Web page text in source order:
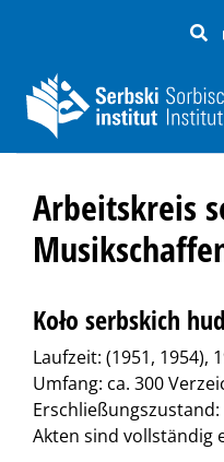
Arbeitskreis
Koło serbskich
Laufzeit: (1951, 1954),
Umfang: ca. 300
Akten sind vollständig